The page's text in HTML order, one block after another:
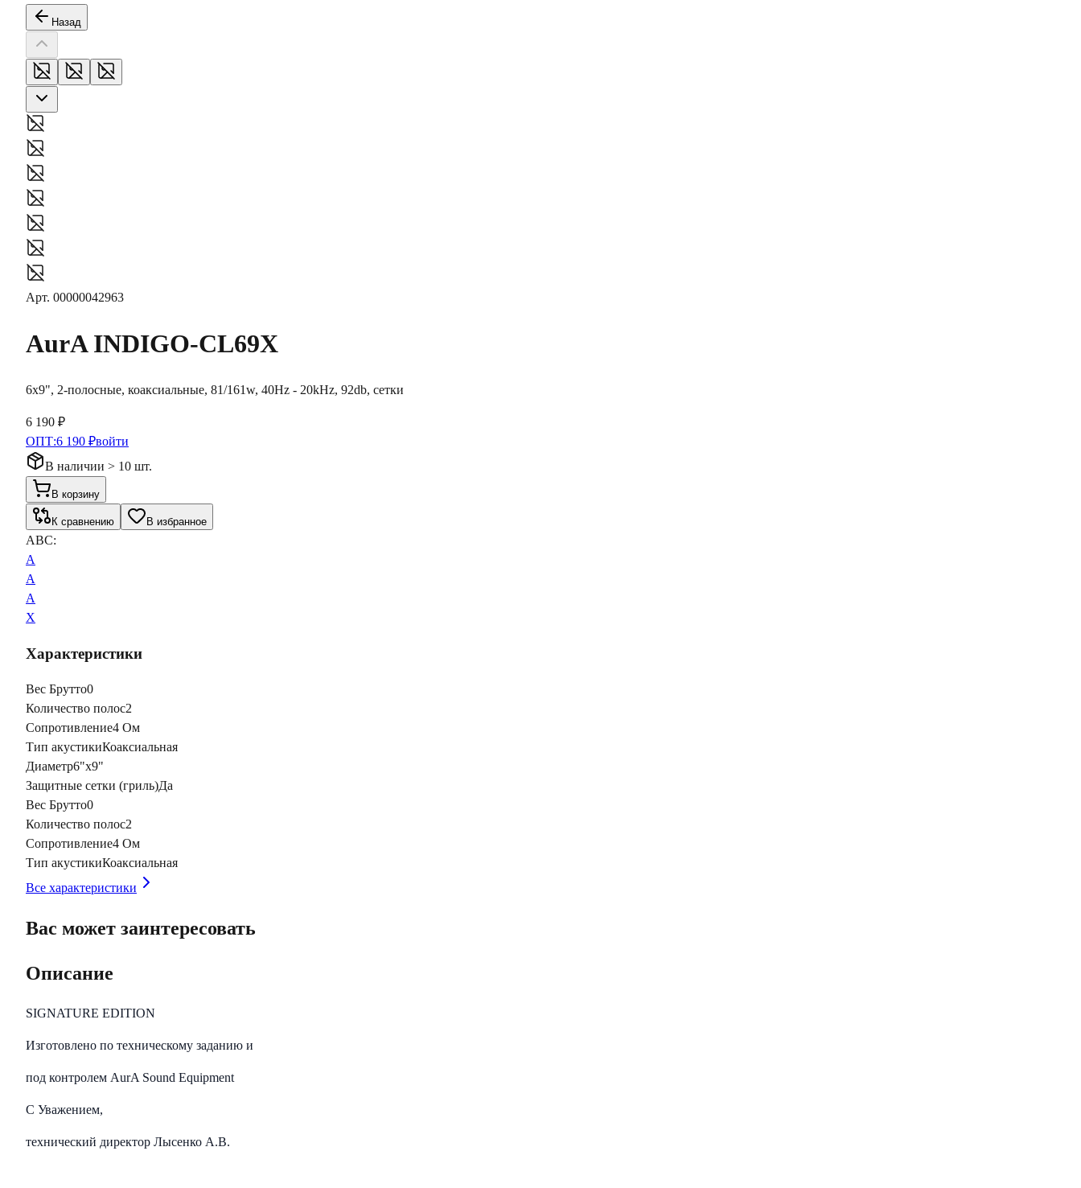
Назад
Арт. 00000042963
AurA INDIGO-CL69X
6x9", 2-полосные, коаксиальные, 81/161w, 40Hz - 20kHz, 92db, сетки
6 190 ₽
ОПТ:6 190 ₽войти
В наличии > 10 шт.
В корзину
К сравнению В избранное
ABC:
A
A
A
X
Характеристики
Вес Брутто0
Количество полос2
Сопротивление4 Ом
Тип акустикиКоаксиальная
Диаметр6"х9"
Защитные сетки (гриль)Да
Вес Брутто0
Количество полос2
Сопротивление4 Ом
Тип акустикиКоаксиальная
Все характеристики
Вас может заинтересовать
Описание
SIGNATURE EDITION
Изготовлено по техническому заданию и
под контролем AurA Sound Equipment
С Уважением,
технический директор Лысенко А.В.